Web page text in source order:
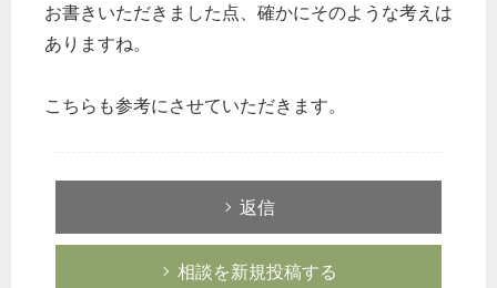
お書きいただきました点、確かにそのような考えは
ありますね。
こちらも参考にさせていただきます。
返信
相談を新規投稿する